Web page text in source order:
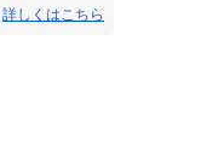
詳しくはこちら